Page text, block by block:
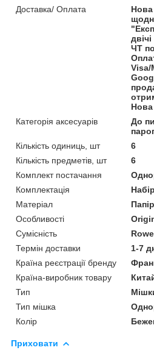
Доставка/ Оплата
ЧТ
Visa/
Категорія аксесуарів
До
Кількість одиниць, шт
6
Кількість предметів, шт
6
Комплект постачання
Комплектація
Набір
Матеріал
Папір
Особливості
Сумісність
Термін доставки
1-7
Країна реєстрації бренду
Країна-виробник товару
Тип
Тип мішка
Колір
Приховати